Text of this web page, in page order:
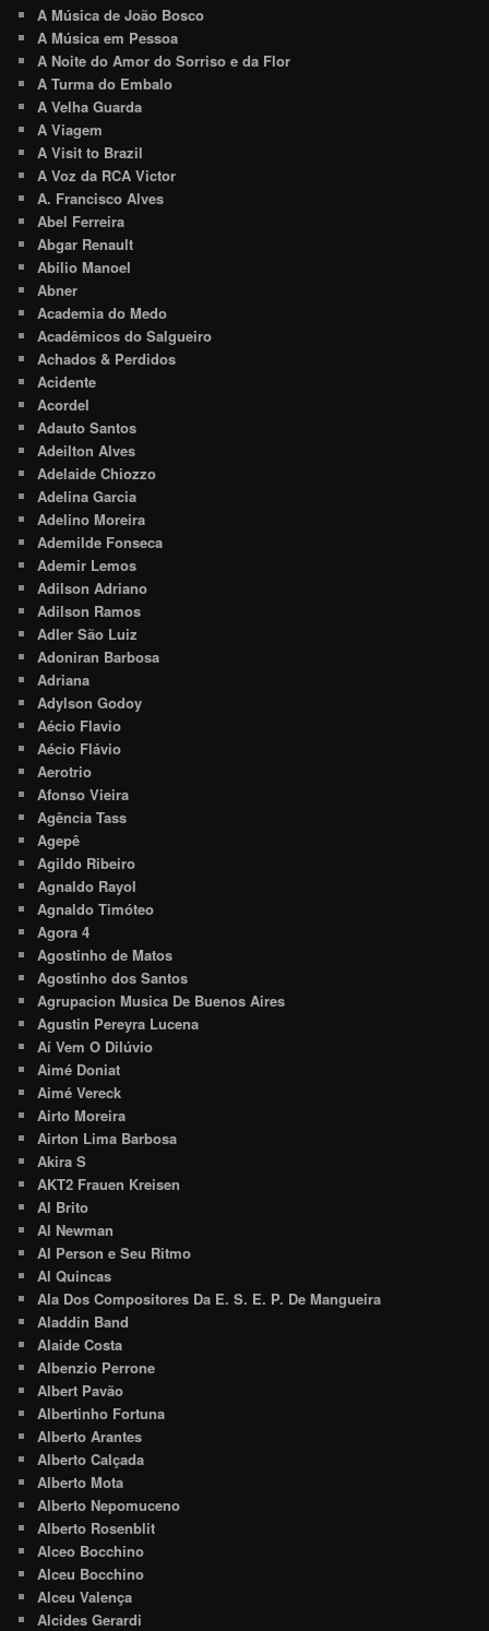
A Música de João Bosco
A Música em Pessoa
A Noite do Amor do Sorriso e da Flor
A Turma do Embalo
A Velha Guarda
A Viagem
A Visit to Brazil
A Voz da RCA Victor
A. Francisco Alves
Abel Ferreira
Abgar Renault
Abílio Manoel
Abner
Academia do Medo
Acadêmicos do Salgueiro
Achados & Perdidos
Acidente
Acordel
Adauto Santos
Adeilton Alves
Adelaide Chiozzo
Adelina Garcia
Adelino Moreira
Ademilde Fonseca
Ademir Lemos
Adilson Adriano
Adilson Ramos
Adler São Luiz
Adoniran Barbosa
Adriana
Adylson Godoy
Aécio Flavio
Aécio Flávio
Aerotrio
Afonso Vieira
Agência Tass
Agepê
Agildo Ribeiro
Agnaldo Rayol
Agnaldo Timóteo
Agora 4
Agostinho de Matos
Agostinho dos Santos
Agrupacion Musica De Buenos Aires
Agustin Pereyra Lucena
Aí Vem O Dilúvio
Aimé Doniat
Aimé Vereck
Airto Moreira
Airton Lima Barbosa
Akira S
AKT2 Frauen Kreisen
Al Brito
Al Newman
Al Person e Seu Ritmo
Al Quincas
Ala Dos Compositores Da E. S. E. P. De Mangueira
Aladdin Band
Alaide Costa
Albenzio Perrone
Albert Pavão
Albertinho Fortuna
Alberto Arantes
Alberto Calçada
Alberto Mota
Alberto Nepomuceno
Alberto Rosenblit
Alceo Bocchino
Alceu Bocchino
Alceu Valença
Alcides Gerardi